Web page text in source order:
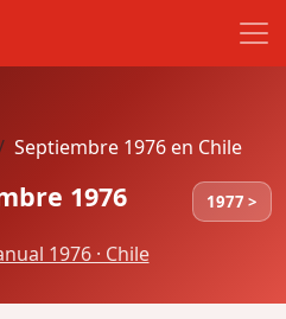
Septiembre 1976 en Chile
1976 1977 >
1976 · Chile